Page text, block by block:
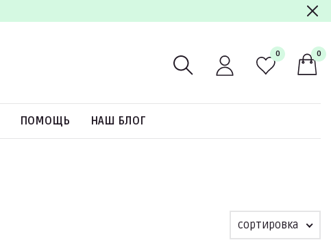
0 0
ПОМОЩЬ НАШ БЛОГ
сортировка